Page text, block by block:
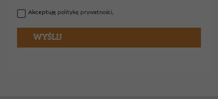
Akceptuję politykę prywatności,
WYŚLIJ